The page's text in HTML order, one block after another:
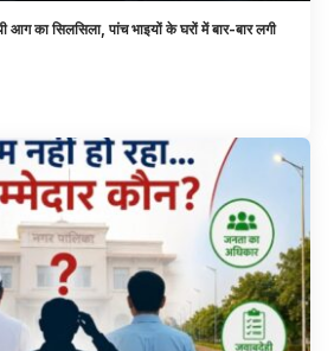
आग का सिलसिला, पांच भाइयों के घरों में बार-बार लगी